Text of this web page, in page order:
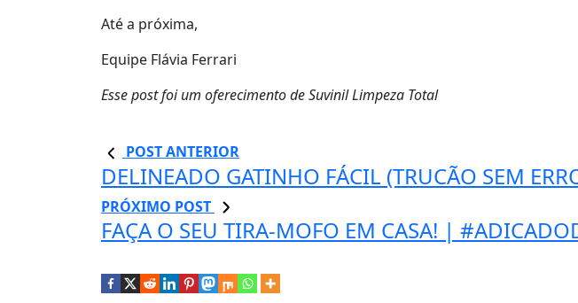
Até a próxima,
Equipe Flávia Ferrari
Esse post foi um oferecimento de Suvinil Limpeza Total
POST ANTERIOR
DELINEADO GATINHO FÁCIL (TRUCÃO SEM
PRÓXIMO POST
FAÇA O SEU TIRA-MOFO EM CASA! |